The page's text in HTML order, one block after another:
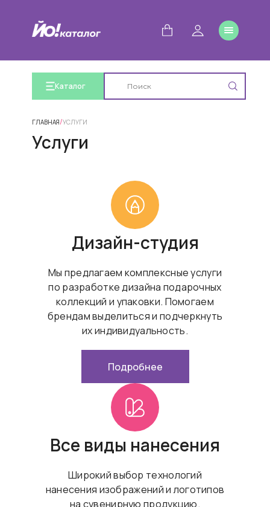
Каталог
ГЛАВНАЯ/УСЛУГИ
Услуги
Дизайн-студия
Мы предлагаем комплексные услуги
по разработке дизайна подарочных
коллекций и упаковки. Помогаем
брендам выделиться и подчеркнуть
их индивидуальность.
Подробнее
Все виды нанесения
Широкий выбор технологий
нанесения изображений и логотипов
на сувенирную продукцию.